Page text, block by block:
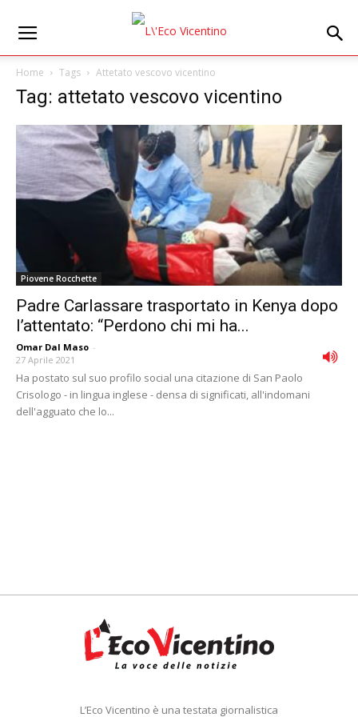
Home Tags Attetato vescovo vicentino
Tag: attetato vescovo vicentino
Piovene Rocchette
Padre Carlassare trasportato in Kenya dopo
l’attentato: “Perdono chi mi ha...
Omar Dal Maso -
27 Aprile 2021
Ha postato sul suo profilo social una citazione di San Paolo
Crisologo - in lingua inglese - densa di significati, all'indomani
dell'agguato che lo...
L’Eco Vicentino è una testata giornalistica